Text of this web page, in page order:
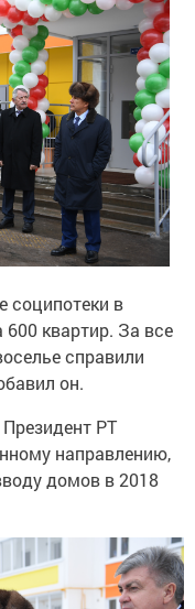
соципотеки в
квартир. За все
справили
он.
РТ
направлению,
домов в 2018